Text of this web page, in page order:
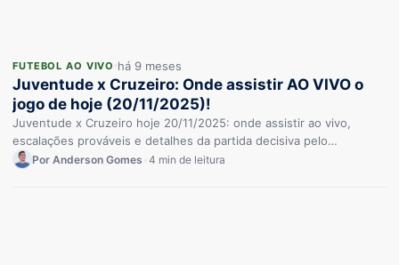
FUTEBOL AO VIVO há 9 meses
Juventude x Cruzeiro: Onde assistir AO VIVO o
jogo de hoje (20/11/2025)!
Juventude x Cruzeiro hoje 20/11/2025: onde assistir ao vivo,
escalações prováveis e detalhes da partida decisiva pelo
Brasileirão 2025. Não…
Por Anderson Gomes 4 min de leitura